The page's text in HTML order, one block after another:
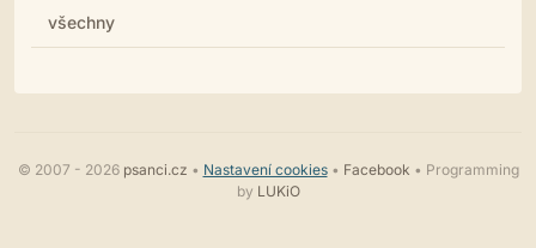
všechny
© 2007 - 2026 psanci.cz • Nastavení cookies• Facebook • Programming
by LUKiO